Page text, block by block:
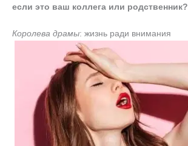
если это ваш коллега или родственник?
Королева драмы: жизнь ради внимания